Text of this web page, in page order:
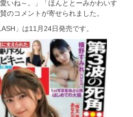
いね～。」「ほんととーみかわいす
のコメントが寄せられました。
」は11月24日発売です。